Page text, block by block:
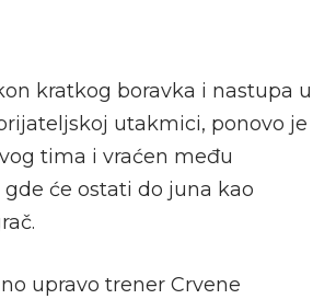
kratkog boravka i nastupa u
utakmici, ponovo je
tima i vraćen među
će ostati do juna kao
upravo trener Crvene